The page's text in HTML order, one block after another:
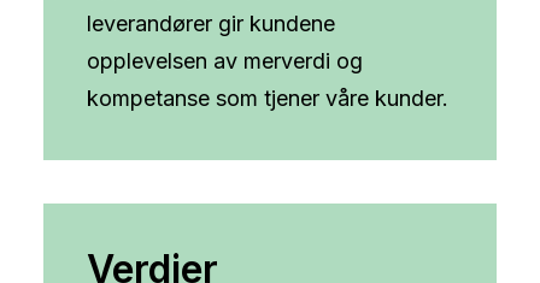
leverandører gir kundene
opplevelsen av merverdi og
kompetanse som tjener våre kunder.
Verdier